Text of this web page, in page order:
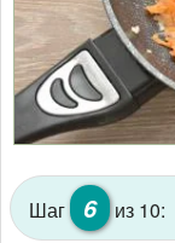
Шаг 6
из 10: